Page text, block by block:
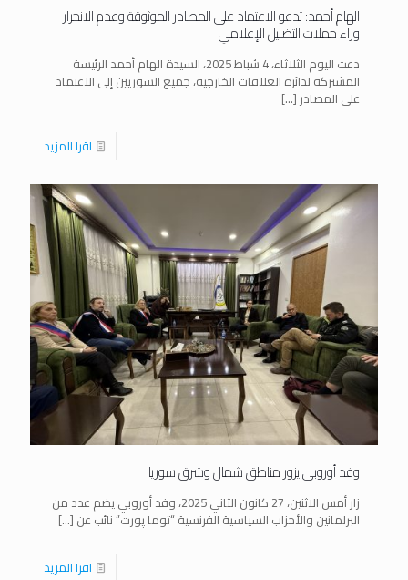
الهام أحمد: تدعو الاعتماد على المصادر الموثوقة وعدم الانجرار
وراء حملات التضليل الإعلامي
دعت اليوم الثلاثاء، 4 شباط 2025، السيدة الهام أحمد الرئيسة
المشتركة لدائرة العلاقات الخارجية، جميع السوريين إلى الاعتماد
على المصادر […]
اقرا المزيد
وفد أوروبي يزور مناطق شمال وشرق سوريا
زار أمس الاثنين، 27 كانون الثاني 2025، وفد أوروبي يضم عدد من
البرلمانين والأحزاب السياسية الفرنسية “توما پورت” نائب عن […]
اقرا المزيد